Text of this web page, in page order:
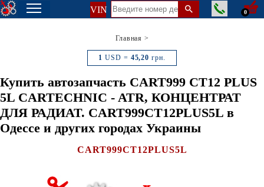
VIN 0
Главная >
1 USD = 45,20 грн.
Купить автозапчасть CART999 CT12 PLUS
5L CARTECHNIC - ATR, КОНЦЕНТРАТ
ДЛЯ РАДИАТ. CART999CT12PLUS5L в
Одессе и других городах Украины
CART999CT12PLUS5L